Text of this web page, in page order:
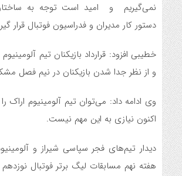
نمی‌گیریم و امید است توجه به
دستور کار مدیران و فدراسیون فوتبال قرار
و از نظر جدا شدن بازیکنان در نیم فصل
وی ادامه داد: می‌توان تیم آلومینیوم اراک
اکنون نیازی به این مهم نیست.
دیدار تیم‌های فجر سپاسی شیراز و
هفته نهم مسابقات لیگ برتر فوتبال